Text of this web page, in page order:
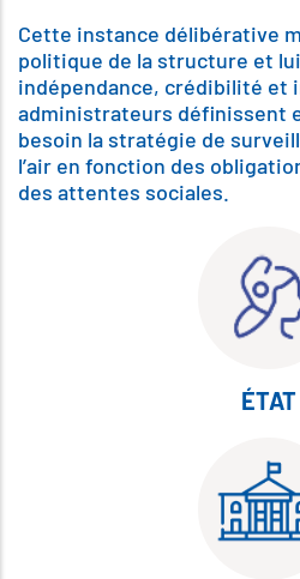
Cette instance délibérative
politique de la structure et
indépendance, crédibilité et
administrateurs définissent
besoin la stratégie de
l’air en fonction des
des attentes sociales.
ÉTAT